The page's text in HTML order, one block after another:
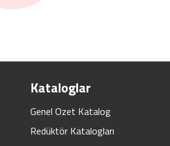
Kataloglar
Genel Ozet Katalog
Redüktör Katalogları